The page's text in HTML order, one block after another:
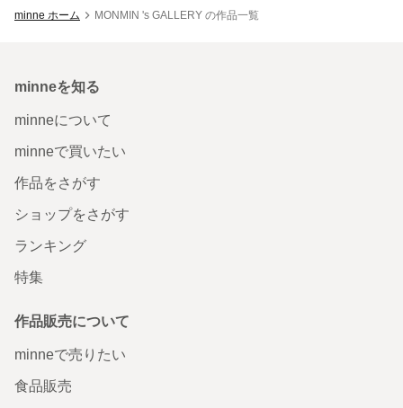
minne ホーム MONMIN 's GALLERY の作品一覧
minneを知る
minneについて
minneで買いたい
作品をさがす
ショップをさがす
ランキング
特集
作品販売について
minneで売りたい
食品販売